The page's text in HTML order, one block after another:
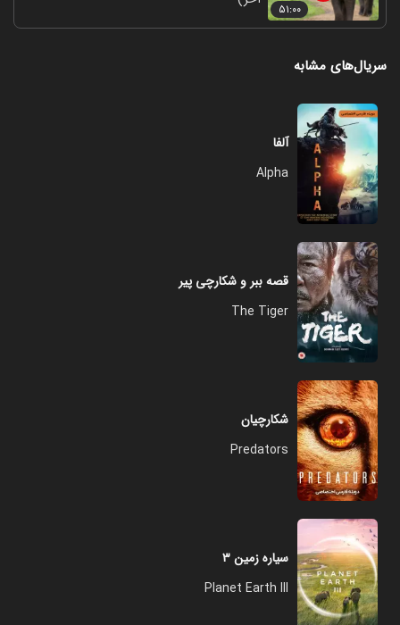
۵۱:۰۰
سریال‌های مشابه
آلفا
Alpha
قصه ببر و شکارچی پیر
The Tiger
شکارچیان
Predators
سیاره زمین ۳
Planet Earth III